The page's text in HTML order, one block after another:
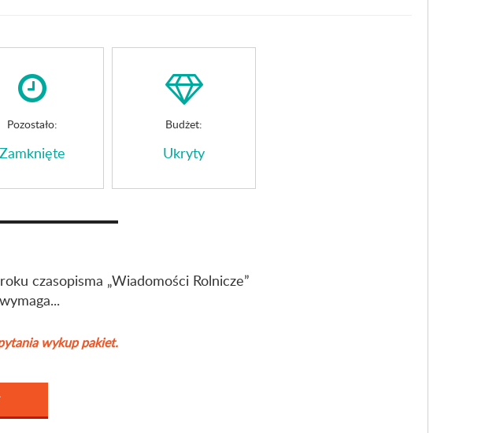
Pozostało:
Zamknięte
Budżet:
Ukryty
czasopisma „Wiadomości Rolnicze”
wykup pakiet.